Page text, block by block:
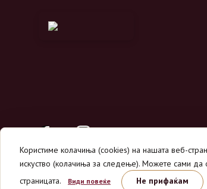
Користиме колачиња (cookies) на нашата веб-
искуство (колачиња за следење). Можете сами
страницата.
Види повеќе Не прифаќам